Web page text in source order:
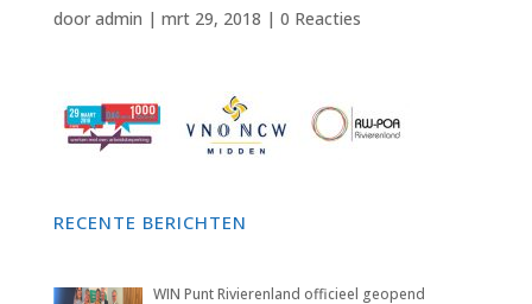
door admin | mrt 29, 2018 | 0 Reacties
RECENTE BERICHTEN
WIN Punt Rivierenland officieel geopend